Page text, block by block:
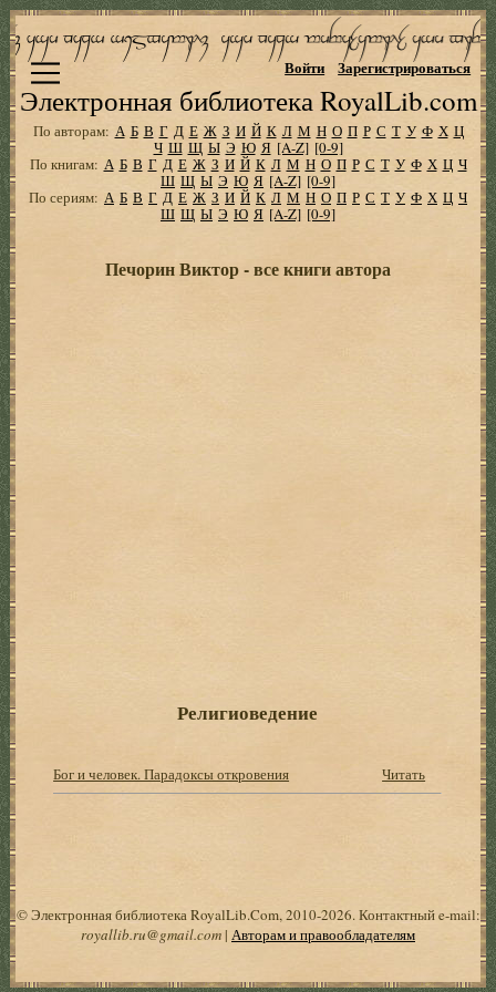
Электронная библиотека RoyalLib.com
Войти Зарегистрироваться
По авторам: А Б В Г Д Е Ж З И Й К Л М Н О П Р С Т У Ф Х Ц
Ч Ш Щ Ы Э Ю Я [A-Z] [0-9]
По книгам: А Б В Г Д Е Ж З И Й К Л М Н О П Р С Т У Ф Х Ц Ч
Ш Щ Ы Э Ю Я [A-Z] [0-9]
По сериям: А Б В Г Д Е Ж З И Й К Л М Н О П Р С Т У Ф Х Ц Ч
Ш Щ Ы Э Ю Я [A-Z] [0-9]
Печорин Виктор - все книги автора
Религиоведение
Бог и человек. Парадоксы откровения Читать
© Электронная библиотека RoyalLib.Com, 2010-2026. Контактный e-mail:
royallib.ru@gmail.com| Авторам и правообладателям